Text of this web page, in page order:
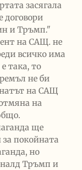
засягала
договори
и Тръмп."
на САЩ. не
всичко има
така, то
не би
на САЩ
на
ще
за покойната
но
Тръмп и